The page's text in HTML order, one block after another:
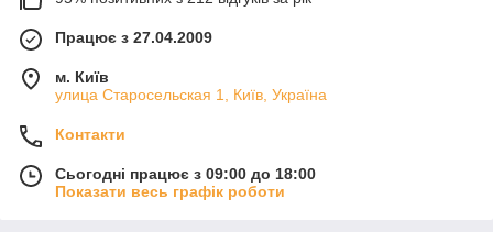
Працює з 27.04.2009
м. Київ
улица Старосельская 1, Київ, Україна
Контакти
Сьогодні працює з 09:00 до 18:00
Показати весь графік роботи